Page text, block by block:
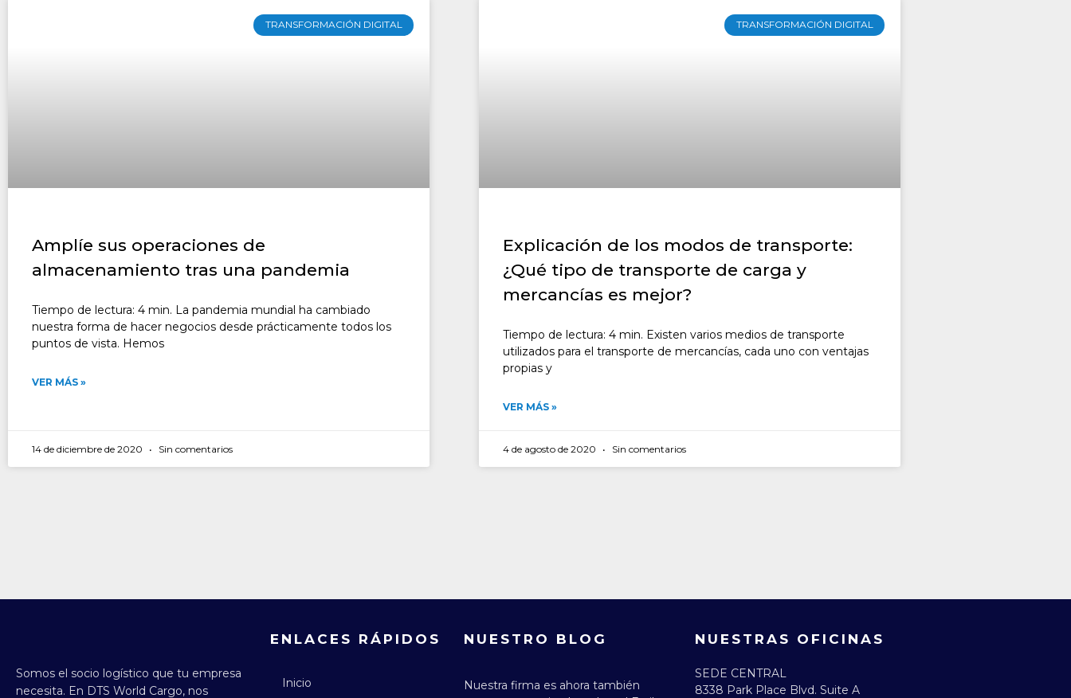
TRANSFORMACIÓN DIGITAL
Amplíe sus operaciones de
almacenamiento tras una pandemia
Tiempo de lectura: 4 min. La pandemia mundial ha cambiado
nuestra forma de hacer negocios desde prácticamente todos los
puntos de vista. Hemos
VER MÁS »
14 de diciembre de 2020 Sin comentarios
TRANSFORMACIÓN DIGITAL
Explicación de los modos de transporte:
¿Qué tipo de transporte de carga y
mercancías es mejor?
Tiempo de lectura: 4 min. Existen varios medios de transporte
utilizados para el transporte de mercancías, cada uno con ventajas
propias y
VER MÁS »
4 de agosto de 2020 Sin comentarios
Somos el socio logístico que tu empresa
necesita. En DTS World Cargo, nos
ENLACES RÁPIDOS
Inicio
NUESTRO BLOG
Nuestra firma es ahora también
NUESTRAS OFICINAS
SEDE CENTRAL
8338 Park Place Blvd. Suite A